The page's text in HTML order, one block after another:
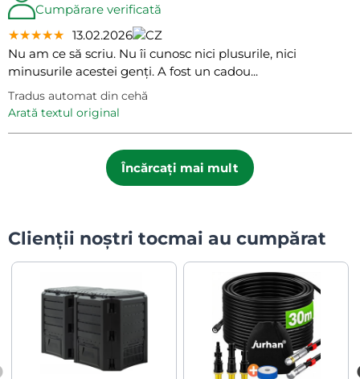
Cumpărare verificată
★★★★★
★★★★★
★★★★★ 13.02.2026
Nu am ce să scriu. Nu îi cunosc nici plusurile, nici
minusurile acestei genți. A fost un cadou...
Tradus automat din cehă
arată textul original
Încărcați mai mult
Clienții noștri tocmai au cumpărat